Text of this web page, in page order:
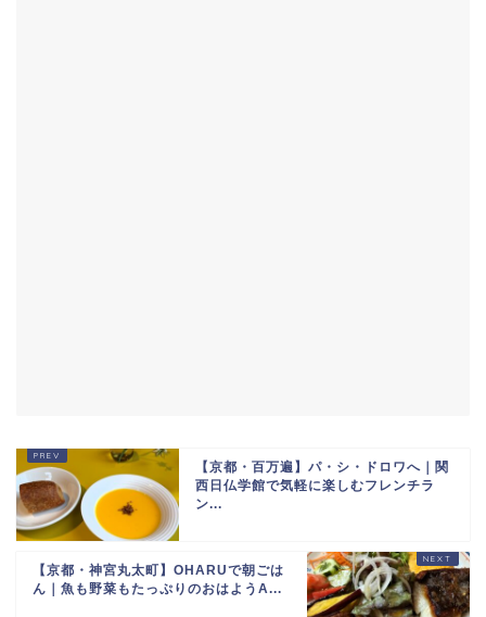
【京都・百万遍】パ・シ・ドロワへ｜関
西日仏学館で気軽に楽しむフレンチラ
ン...
【京都・神宮丸太町】OHARUで朝ごは
ん｜魚も野菜もたっぷりのおはようA...